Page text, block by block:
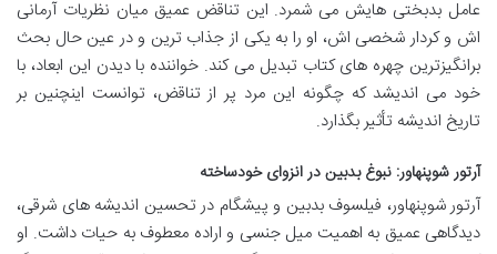
عامل بدبختی هایش می شمرد. این تناقض عمیق میان نظریات آرمانی
اش و کردار شخصی اش، او را به یکی از جذاب ترین و در عین حال بحث
برانگیزترین چهره های کتاب تبدیل می کند. خواننده با دیدن این ابعاد، با
خود می اندیشد که چگونه این مرد پر از تناقض، توانست اینچنین بر
تاریخ اندیشه تأثیر بگذارد.
آرتور شوپنهاور: نبوغ بدبین در انزوای خودساخته
آرتور شوپنهاور، فیلسوف بدبین و پیشگام در تحسین اندیشه های شرقی،
دیدگاهی عمیق به اهمیت میل جنسی و اراده معطوف به حیات داشت. او